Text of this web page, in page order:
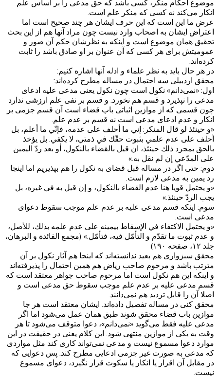
موضوع احکام منکر، کسی باشد که حق مدعی را بر اساس علم
انکار می‌کند نه کسی که منکر علم است.
عرض ما این است که این حرف ایشان هر چند صحیح است اما
اعتراض ایشان به اصحاب وارد نیست چون مراد آنها هم از این بحث
تحقیق همان موضوع است و اینکه به نظرشان حکم آن صور و
عمومیتش برای هر کسی که آن عنوان بر او صادق باشد را ثابت
کرده‌اند.
در هر حال باید به نظر علماء و ادله آنها اشاره کنیم:
محقق اردبیلی سه احتمال در مساله مطرح کرده‌اند:
اول: «نمی‌دانم» نکول است چون نکول یعنی مدعی علیه ادعای
مدعی را نپذیرد و قسم هم نخورد. و قسم بر نفی علم ارزشی ندارد
چون قسمی که از موازین اثباتی باب قضاء است آن قسم جزمی بر
انکار و عدم ادعای مدعی است نه قسم بر عدم علم.
«و حينئذ لو قال المنكر: إني ما أحلف على عدمه، فإنّي ما أعلم، بل
أحلف‌ على عدم علمي بثبوت حقّك في ذمتي، لا يكفي. بل يؤخذ
بالحق بمجرد ذلك حينئذ، ان قيل بالقضاء بالنكول، أو بعد ردّ اليمين
على المدّعي إن لم نقل به.»
دوم: حتی اگر در مساله قبل قضای به نکول را هم بپذیریم اما اینجا
رد یمین به مدعی لازم است.
«و يحتمل قويا هنا عدم القضاء بالنكول، و إن قيل به في غيره، بل
يجب الردّ حينئذ.»
سوم: اینکه قسم مدعی علیه بر عدم علم موجب سقوط دعوای
مدعی است.
«و يحتمل الاكتفاء في الإسقاط بيمينه على عدم علمه بذلك، للأصل،
و عدم ثبوت ما تقدّم و التأمّل فيه، فتأمّل.» (مجمع الفائدة و البرهان،
جلد ۱۲، صفحه ۱۹۰)
محقق سبزواری هم بعید ندانسته‌اند که اینجا هم آثار نکول بر آن
مترتب باشد و مرحوم صاحب ریاض هم همین احتمال را پذیرفته‌اند
و اینکه این هم نکول است اما مرحوم صاحب جواهر معتقد است که
قسم مدعی علیه بر عدم علم موجب سقوط حق مدعی است و
اصلا آن را قابل تردید هم نمی‌دانند.
محقق کنی در مساله تفصیل داده‌اند. ایشان معتقد است هر جا
موازین باب قضاء محقق شوند طبق همان عمل می‌شود اما اگر
مدعی علیه فقط می‌گوید «نمی‌دانم»، دعوا متوقف می‌شود تا هر
وقت به یکی از موازین منتهی شود. این کلام یعنی در حقیقت در این
موارد دعوا مسموع نیست و مدعی نمی‌تواند کاری کند مثل مواردی
که مدعی به صورت غیر جزمی ادعایی مطرح کند. پس دعوایی که
در مقابل آن اقرار یا انکار یا سکوت قرار نگیرد، دعوای مسموع
نیست.